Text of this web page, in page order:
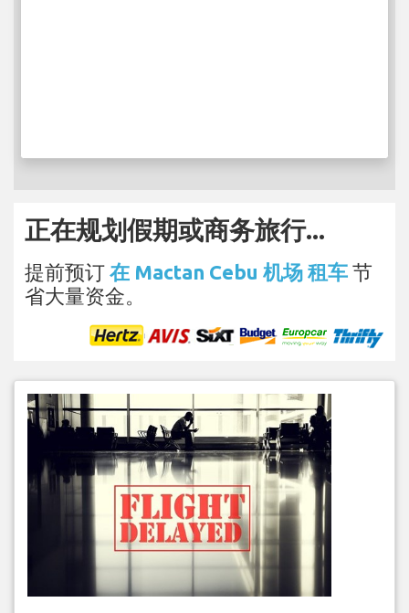
正在规划假期或商务旅行...
提前预订 在 Mactan Cebu 机场 租车 节
省大量资金。